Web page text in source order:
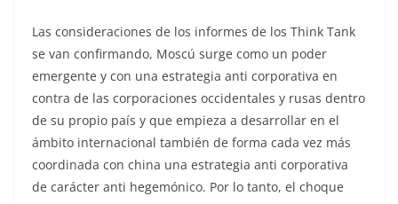
Las consideraciones de los informes de los Think Tank
se van confirmando, Moscú surge como un poder
emergente y con una estrategia anti corporativa en
contra de las corporaciones occidentales y rusas dentro
de su propio país y que empieza a desarrollar en el
ámbito internacional también de forma cada vez más
coordinada con china una estrategia anti corporativa
de carácter anti hegemónico. Por lo tanto, el choque